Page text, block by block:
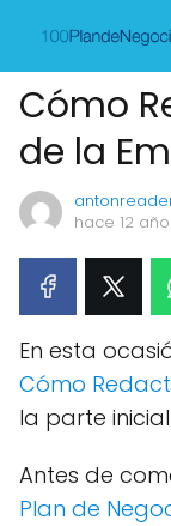
Cómo
de la
hace 12
En esta
Cómo
la parte
Antes de
Plan de